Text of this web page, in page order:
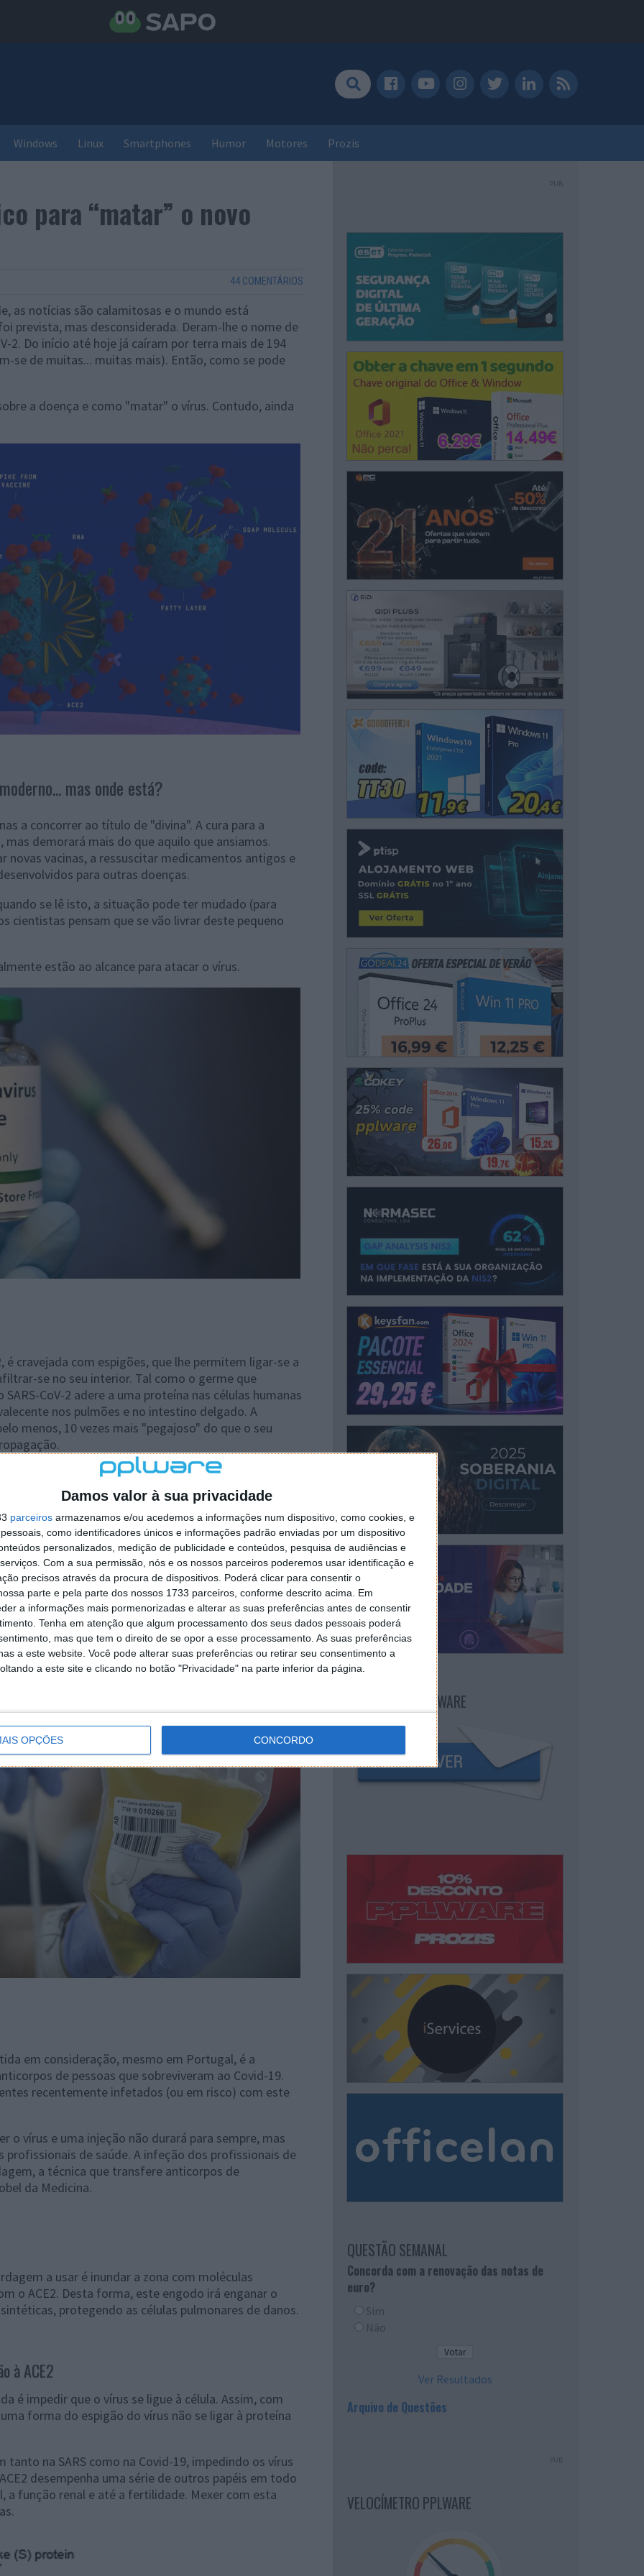
Damos valor à sua privacidade
parceiros armazenamos e/ou acedemos a informações num dispositivo, como cookies, e
como identificadores únicos e informações padrão enviadas por um dispositivo
personalizados, medição de publicidade e conteúdos, pesquisa de audiências e
Com a sua permissão, nós e os nossos parceiros poderemos usar identificação e
precisos através da procura de dispositivos. Poderá clicar para consentir o
parte e pela parte dos nossos 1733 parceiros, conforme descrito acima. Em
a informações mais pormenorizadas e alterar as suas preferências antes de consentir
Tenha em atenção que algum processamento dos seus dados pessoais poderá
mas que tem o direito de se opor a esse processamento. As suas preferências
a este website. Você pode alterar suas preferências ou retirar seu consentimento a
a este site e clicando no botão "Privacidade" na parte inferior da página.
OPÇÕES CONCORDO
Windows Linux Smartphones Humor Motores Prozis
para “matar” o novo
44 COMENTÁRIOS
as notícias são calamitosas e o mundo está
prevista, mas desconsiderada. Deram-lhe o nome de
2. Do início até hoje já caíram por terra mais de 194
se de muitas... muitas mais). Então, como se pode
a doença e como "matar" o vírus. Contudo, ainda
mas onde está?
a concorrer ao título de "divina". A cura para a
mas demorará mais do que aquilo que ansiamos.
vacinas, a ressuscitar medicamentos antigos e
para outras doenças.
se lê isto, a situação pode ter mudado (para
cientistas pensam que se vão livrar deste pequeno
estão ao alcance para atacar o vírus.
é cravejada com espigões, que lhe permitem ligar-se a
se no seu interior. Tal como o germe que
CoV-2 adere a uma proteína nas células humanas
nos pulmões e no intestino delgado. A
menos, 10 vezes mais "pegajoso" do que o seu
a célula, em primeiro lugar, é impedi-lo de se ligar.
tenta fazer - envia anticorpos que se
consiga colar-se à
ACE2. No entanto,
efeito.
a chamada vacina atenuada viva é o padrão ouro.
que permite ao nosso sistema imunitário utilizar para
infeção. É por isso que muitos investigadores
o vírus inteiro, mas apenas os espigões exteriores.
imunitário, chamadas adjuvantes, elas irão
em consideração, mesmo em Portugal, é a
de pessoas que sobreviveram ao Covid-19.
recentemente infetados (ou em risco) com este
o vírus e uma injeção não durará para sempre, mas
profissionais de saúde. A infeção dos profissionais de
a técnica que transfere anticorpos de
da Medicina.
a usar é inundar a zona com moléculas
o ACE2. Desta forma, este engodo irá enganar o
protegendo as células pulmonares de danos.
à ACE2
é impedir que o vírus se ligue à célula. Assim, com
forma do espigão do vírus não se ligar à proteína
na SARS como na Covid-19, impedindo os vírus
desempenha uma série de outros papéis em todo
a função renal e até a fertilidade. Mexer com esta
PUB
NEWSLETTER PPLWARE
QUESTÃO SEMANAL
Concorda com a renovação das notas de
euro?
Sim
Não
Ver Resultados
Arquivo de Questões
PUB
VELOCÍMETRO PPLWARE